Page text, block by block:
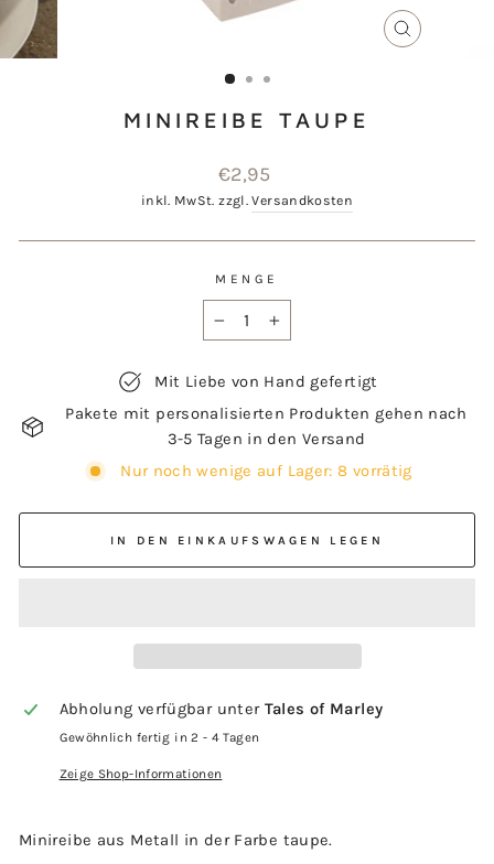
MINIREIBE TAUPE
Normaler
Preis
€2,95
inkl. MwSt. zzgl.Versandkosten
MENGE
Mit Liebe von Hand gefertigt
Pakete mit personalisierten Produkten gehen nach
3-5 Tagen in den Versand
Nur noch wenige auf Lager: 8 vorrätig
IN DEN EINKAUFSWAGEN LEGEN
Abholung verfügbar unter Tales of Marley
Gewöhnlich fertig in 2 - 4 Tagen
Zeige Shop-Informationen
Minireibe aus Metall in der Farbe taupe.